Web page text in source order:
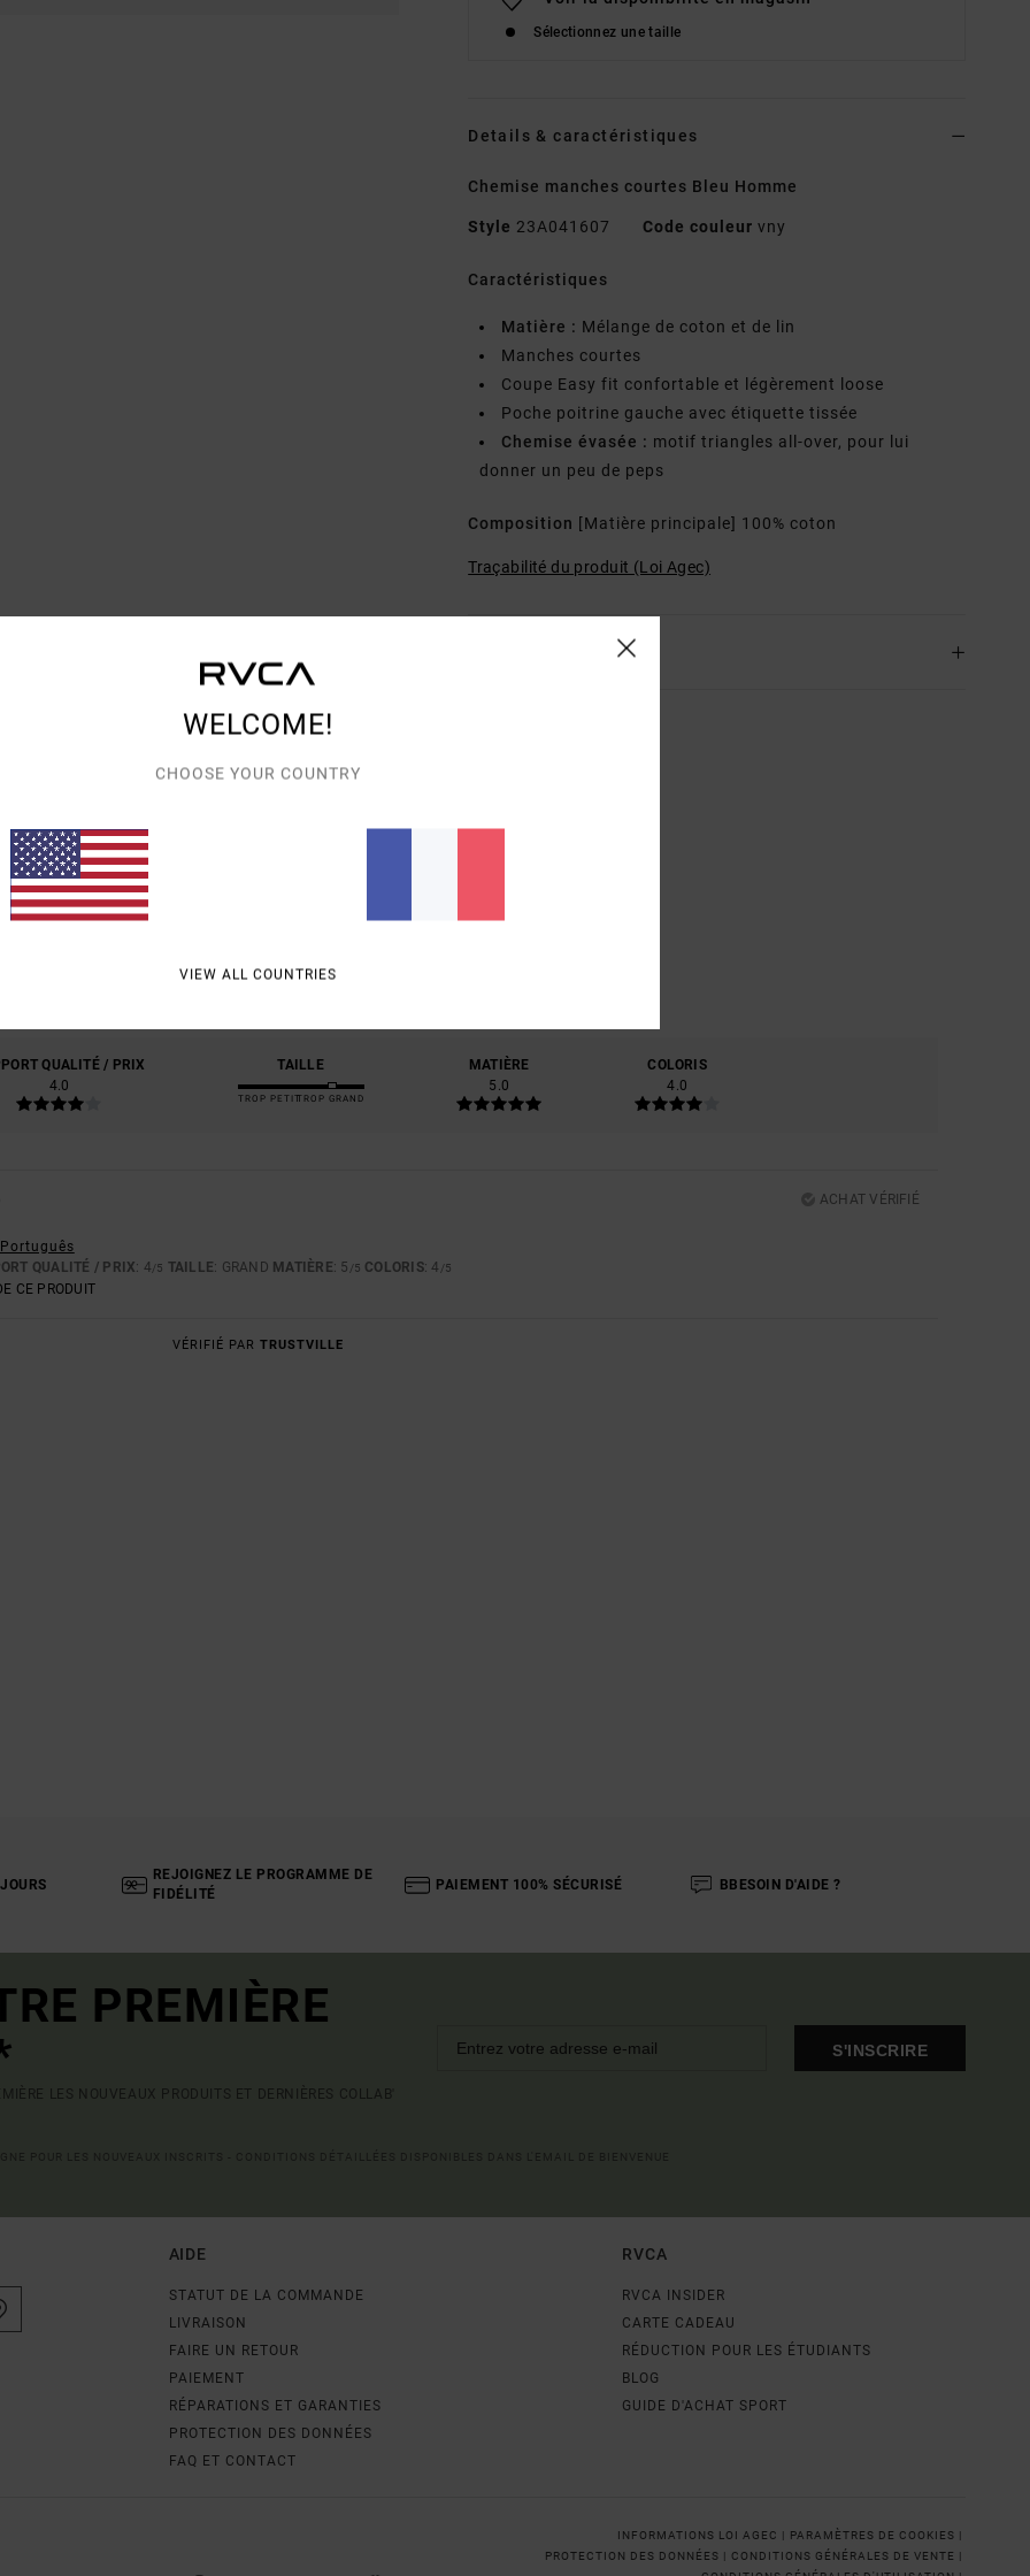
Sélectionnez une taille
Details & caractéristiques
Chemise manches courtes Bleu Homme
Style 23A041607 Code couleur vny
Caractéristiques
Matière : Mélange de coton et de lin
Manches courtes
Coupe Easy fit confortable et légèrement loose
Poche poitrine gauche avec étiquette tissée
Chemise évasée : motif triangles all-over, pour lui
donner un peu de peps
Composition [Matière principale] 100% coton
Traçabilité du produit (Loi Agec)
Livraison & Retours
1 AVIS VÉRIFIÉS DEPUIS AVRIL 2026
QUALITÉ / PRIX
4.0
TAILLE
TROP PETITTROP GRAND
MATIÈRE
5.0
COLORIS
4.0
ACHAT VÉRIFIÉ
QUALITÉ / PRIX: 4/5 TAILLE: GRAND MATIÈRE: 5 /5 COLORIS: 4 /5
CE PRODUIT
VÉRIFIÉ PAR TRUSTVILLE
REJOIGNEZ LE PROGRAMME DE
FIDÉLITÉ
PAIEMENT 100% SÉCURISÉ BBESOIN D'AIDE ?
PREMIÈRE
LES NOUVEAUX PRODUITS ET DERNIÈRES COLLAB'
S'INSCRIRE
AIDE
STATUT DE LA COMMANDE
LIVRAISON
FAIRE UN RETOUR
PAIEMENT
RÉPARATIONS ET GARANTIES
PROTECTION DES DONNÉES
FAQ ET CONTACT
RVCA
RVCA INSIDER
CARTE CADEAU
RÉDUCTION POUR LES ÉTUDIANTS
BLOG
GUIDE D'ACHAT SPORT
INFORMATIONS LOI AGEC | PARAMÈTRES DE COOKIES |
PROTECTION DES DONNÉES | CONDITIONS GÉNÉRALES DE VENTE |
WELCOME!
CHOOSE YOUR COUNTRY
VIEW ALL COUNTRIES